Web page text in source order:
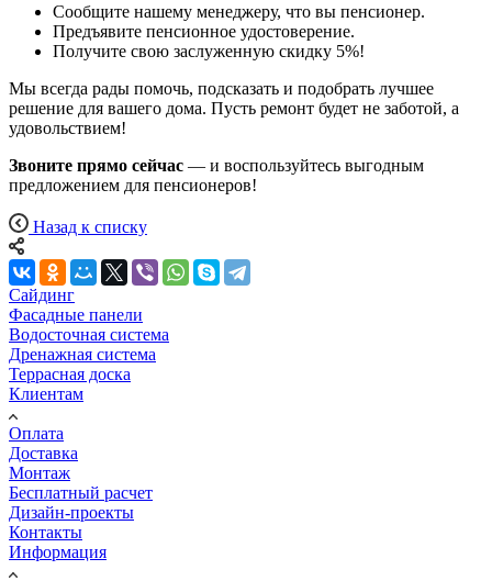
Сообщите нашему менеджеру, что вы пенсионер.
Предъявите пенсионное удостоверение.
Получите свою заслуженную скидку 5%!
Мы всегда рады помочь, подсказать и подобрать лучшее
решение для вашего дома. Пусть ремонт будет не заботой, а
удовольствием!
Звоните прямо сейчас — и воспользуйтесь выгодным
предложением для пенсионеров!
Назад к списку
Сайдинг
Фасадные панели
Водосточная система
Дренажная система
Террасная доска
Клиентам
Оплата
Доставка
Монтаж
Бесплатный расчет
Дизайн-проекты
Контакты
Информация